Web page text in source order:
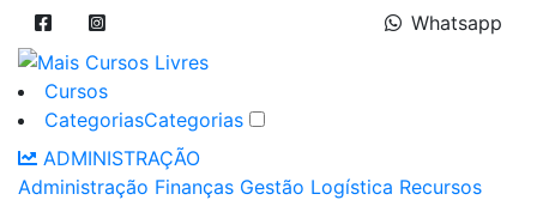
Whatsapp
Cursos
CategoriasCategorias
ADMINISTRAÇÃO
Administração Finanças Gestão Logística Recursos